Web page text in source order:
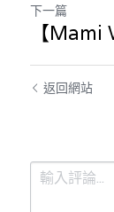
下一篇
【Mami
返回網站